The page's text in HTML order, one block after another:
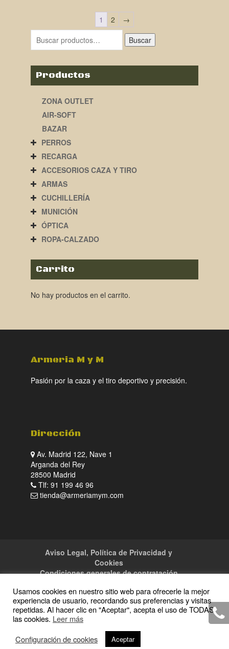
1 2
→
Buscar
Productos
ZONA OUTLET
AIR-SOFT
BAZAR
PERROS
RECARGA
ACCESORIOS CAZA Y TIRO
ARMAS
CUCHILLERÍA
MUNICIÓN
ÓPTICA
ROPA-CALZADO
Carrito
No hay productos en el carrito.
Armeria M y M
Pasión por la caza y el tiro deportivo y precisión.
Dirección
Av. Madrid 122, Nave 1
Arganda del Rey
28500 Madrid
Tlf: 91 199 46 96
tienda@armeriamym.com
Aviso Legal, Política de Privacidad y
Cookies
Condiciones generales de contratación
Copyright · 2016 Armeria M y M · Todos los
derechos reservados
Usamos cookies en nuestro sitio web para ofrecerle la mejor
experiencia de usuario, recordando sus preferencias y visitas
repetidas. Al hacer clic en "Aceptar", acepta el uso de TODAS
las cookies. Leer más
Configuración de cookies
Aceptar